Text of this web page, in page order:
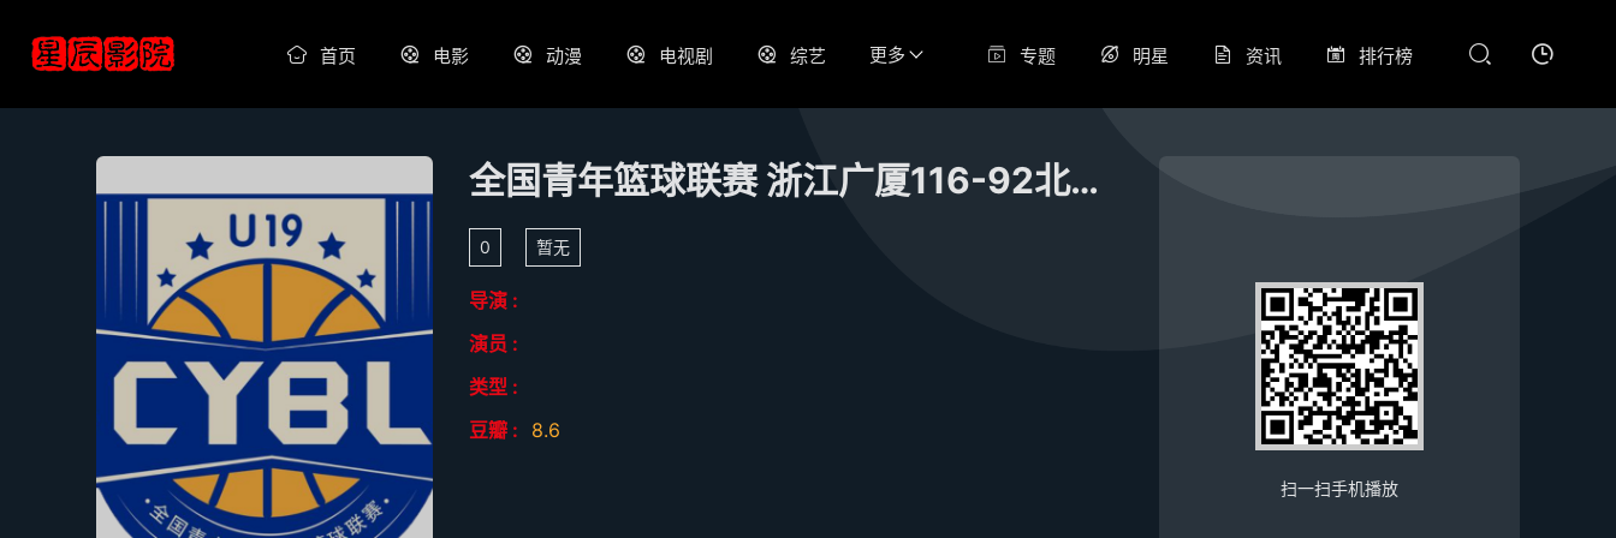
首页 电影 动漫 电视剧 综艺 更多 专题 明星 资讯 排行榜
全国青年篮球联赛 浙江广厦116-92北控青年20260615
0 暂无
导演 :
演员 :
类型 :
豆瓣 :
8.6
扫一扫手机播放